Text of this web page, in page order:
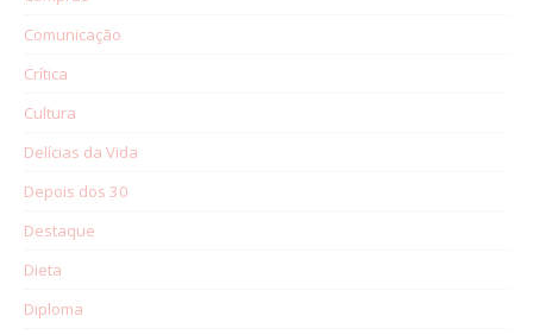
Comunicação
Crítica
Cultura
Delícias da Vida
Depois dos 30
Destaque
Dieta
Diploma